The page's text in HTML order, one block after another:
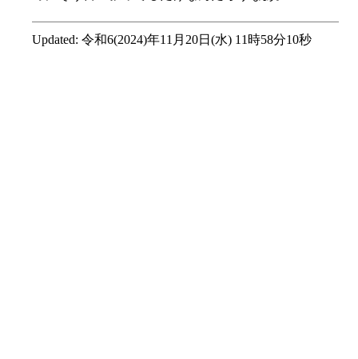
Updated: 令和6(2024)年11月20日(水) 11時58分10秒